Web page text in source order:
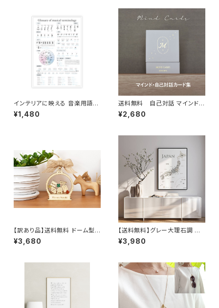
インテリアに映える 音楽用語ポ
スター A2サイズ 室内用
¥1,480
送料無料 自己対話 マインドカ
ード 45枚カード 自己啓発 min
d card インテリア 北欧 おしゃ
¥2,680
【訳あり品】送料無料 ドーム型
誕生オーナメント クリスマス ギ
フト 誕生祝い 出産祝い メモリア
¥3,680
【送料無料】グレー大理石調 日
本地図 【受注生産】インテリアに
おしゃれな ポスターA2/A1サイ
¥3,980